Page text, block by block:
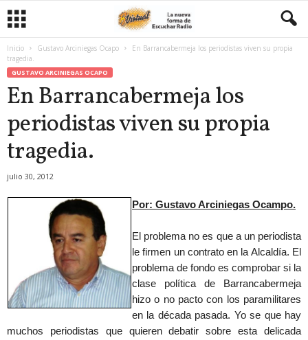
Inicio Gustavo Arciniegas Ocapo
En Barrancabermeja los periodistas viven su propia
tragedia.
GUSTAVO ARCINIEGAS OCAPO
En Barrancabermeja los
periodistas viven su propia
tragedia.
julio 30, 2012
Por: Gustavo Arciniegas Ocampo.
El problema no es que a un periodista
le firmen un contrato en la Alcaldía. El
problema de fondo es comprobar si la
clase política de Barrancabermeja
hizo o no pacto con los paramilitares
en la década pasada. Yo se que hay
muchos periodistas que quieren debatir sobre esta delicada